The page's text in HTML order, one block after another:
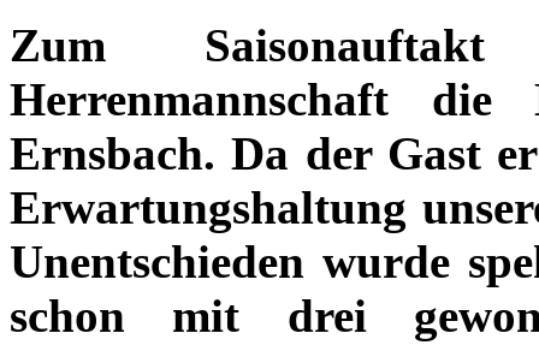
Zum
Herrenmannschaft die
Ernsbach. Da der Gast
Erwartungshaltung
Unentschieden wurde
schon mit drei